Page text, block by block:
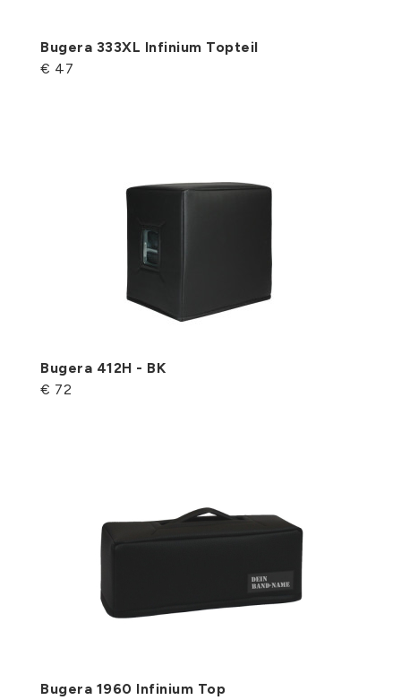
Bugera 333XL Infinium Topteil
€ 47
Bugera 412H - BK
€ 72
Bugera 1960 Infinium Top